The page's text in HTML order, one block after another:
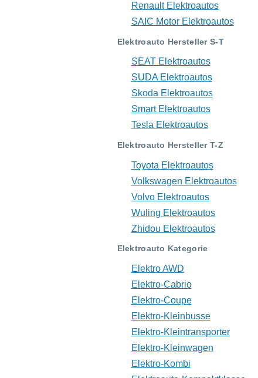
Renault Elektroautos
SAIC Motor Elektroautos
Elektroauto Hersteller S-T
SEAT Elektroautos
SUDA Elektroautos
Skoda Elektroautos
Smart Elektroautos
Tesla Elektroautos
Elektroauto Hersteller T-Z
Toyota Elektroautos
Volkswagen Elektroautos
Volvo Elektroautos
Wuling Elektroautos
Zhidou Elektroautos
Elektroauto Kategorie
Elektro AWD
Elektro-Cabrio
Elektro-Coupe
Elektro-Kleinbusse
Elektro-Kleintransporter
Elektro-Kleinwagen
Elektro-Kombi